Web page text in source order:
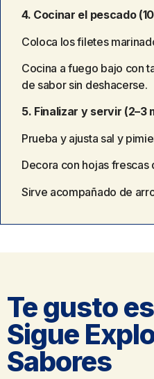
4. Cocinar el pescado
Coloca los filetes
Cocina a fuego bajo con
de sabor sin deshacerse.
5. Finalizar y servir (2–3
Prueba y ajusta sal y
Decora con hojas frescas
Sirve acompañado de
Te gusto
Sigue
Sabores